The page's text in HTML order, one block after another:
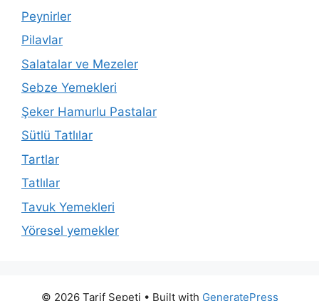
Peynirler
Pilavlar
Salatalar ve Mezeler
Sebze Yemekleri
Şeker Hamurlu Pastalar
Sütlü Tatlılar
Tartlar
Tatlılar
Tavuk Yemekleri
Yöresel yemekler
© 2026 Tarif Sepeti • Built with GeneratePress